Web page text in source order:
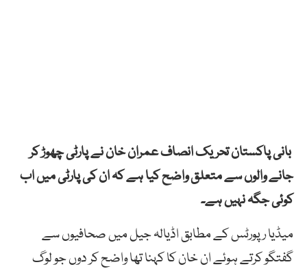
بانی پاکستان تحریک انصاف عمران خان نے پارٹی چھوڑ کر
جانے والوں سے متعلق واضح کیا ہے کہ ان کی پارٹی میں اب
کوئی جگہ نہیں ہے۔
میڈیا رپورٹس کے مطابق اڈیالہ جیل میں صحافیوں سے
گفتگو کرتے ہوئے ان خان کا کہنا تھا واضح کر دوں جو لوگ